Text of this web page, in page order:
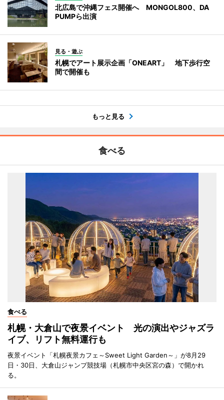
北広島で沖縄フェス開催へ MONGOL800、DA
PUMPら出演
見る・遊ぶ
札幌でアート展示企画「ONEART」 地下歩行空
間で開催も
もっと見る
食べる
食べる
札幌・大倉山で夜景イベント 光の演出やジャズラ
イブ、リフト無料運行も
夜景イベント「札幌夜景カフェ～Sweet Light Garden～」が8月29
日・30日、大倉山ジャンプ競技場（札幌市中央区宮の森）で開かれ
る。